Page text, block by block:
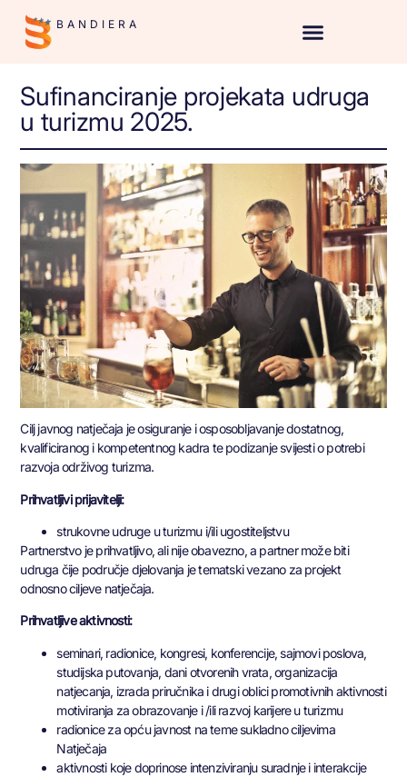
BANDIERA
Sufinanciranje projekata udruga
u turizmu 2025.
Cilj javnog natječaja je osiguranje i osposobljavanje dostatnog,
kvalificiranog i kompetentnog kadra te podizanje svijesti o potrebi
razvoja održivog turizma.
Prihvatljivi prijavitelji:
strukovne udruge u turizmu i/ili ugostiteljstvu
Partnerstvo je prihvatljivo, ali nije obavezno, a partner može biti
udruga čije područje djelovanja je tematski vezano za projekt
odnosno ciljeve natječaja.
Prihvatljive aktivnosti:
seminari, radionice, kongresi, konferencije, sajmovi poslova,
studijska putovanja, dani otvorenih vrata, organizacija
natjecanja, izrada priručnika i drugi oblici promotivnih aktivnosti
motiviranja za obrazovanje i /ili razvoj karijere u turizmu
radionice za opću javnost na teme sukladno ciljevima
Natječaja
aktivnosti koje doprinose intenziviranju suradnje i interakcije